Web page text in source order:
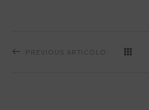
PREVIOUS ARTICOLO